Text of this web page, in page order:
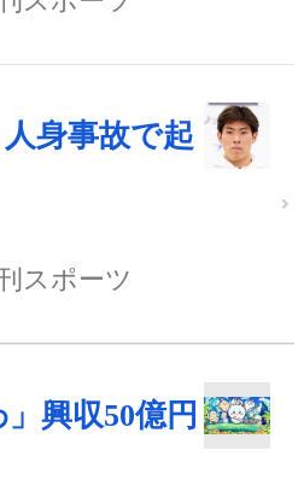
身事故で起
スポーツ
興収50億円